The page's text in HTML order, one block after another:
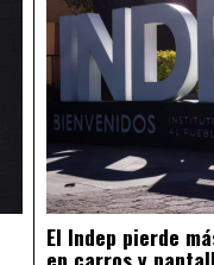
El Indep pierde
en carros y